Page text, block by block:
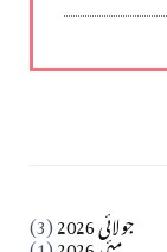
جولائی 2026 (3)